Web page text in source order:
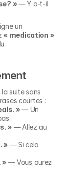
» — Y a-t-il
un
« medication »
suite sans
courtes :
» — Un
» — Allez au
» — Si cela
» — Vous aurez